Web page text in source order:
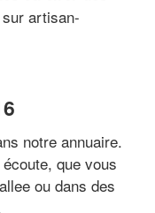
artisan-
notre annuaire.
que vous
ou dans des